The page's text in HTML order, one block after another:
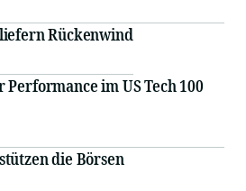
Rückenwind
im US Tech 100
die Börsen